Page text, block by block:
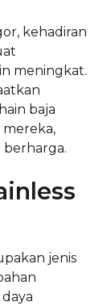
kehadiran
meningkat.
baja
berharga.
jenis